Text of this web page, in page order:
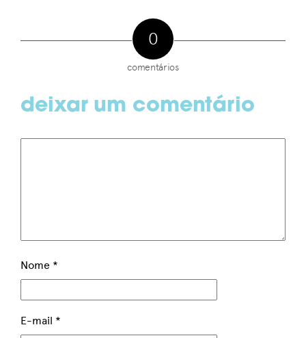
0
comentários
deixar um comentário
Nome *
E-mail *